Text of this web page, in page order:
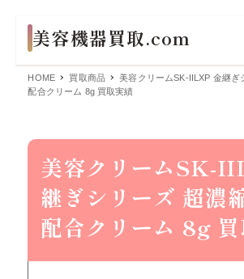
HOME 買取商品
美容クリームSK-IILXP 金継ぎ
配合クリーム 8g 買取実績
美容クリームSK-
継ぎシリーズ 超濃
配合クリーム 8g